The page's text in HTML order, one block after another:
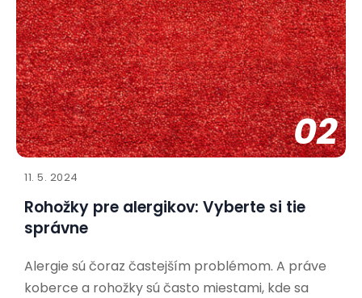
02
11. 5. 2024
Rohožky pre alergikov: Vyberte si tie
správne
Alergie sú čoraz častejším problémom. A práve
koberce a rohožky sú často miestami, kde sa